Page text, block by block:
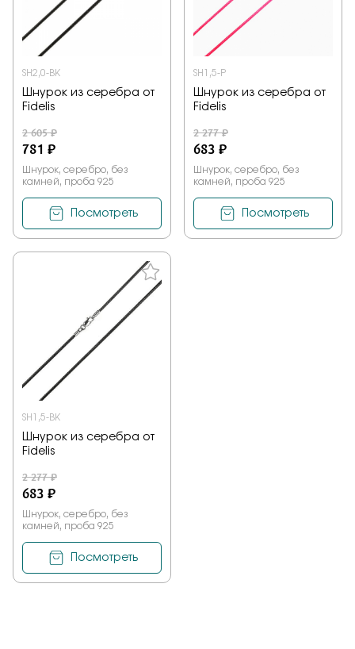
SH2,0-BK
Шнурок из серебра от
Fidelis
2 605 ₽
781 ₽
Шнурок, серебро, без
камней, проба 925
Посмотреть
SH1,5-P
Шнурок из серебра от
Fidelis
2 277 ₽
683 ₽
Шнурок, серебро, без
камней, проба 925
Посмотреть
SH1,5-BK
Шнурок из серебра от
Fidelis
2 277 ₽
683 ₽
Шнурок, серебро, без
камней, проба 925
Посмотреть
Заказать
Подтверждаю, что я ознакомлен и согласен с условиями
политики конфиденциальности
Отправить